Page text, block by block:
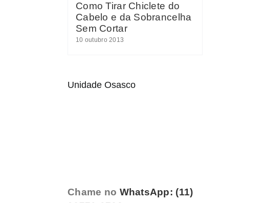
Como Tirar Chiclete do
Cabelo e da Sobrancelha
Sem Cortar
10 outubro 2013
Unidade Osasco
Chame no WhatsApp: (11)